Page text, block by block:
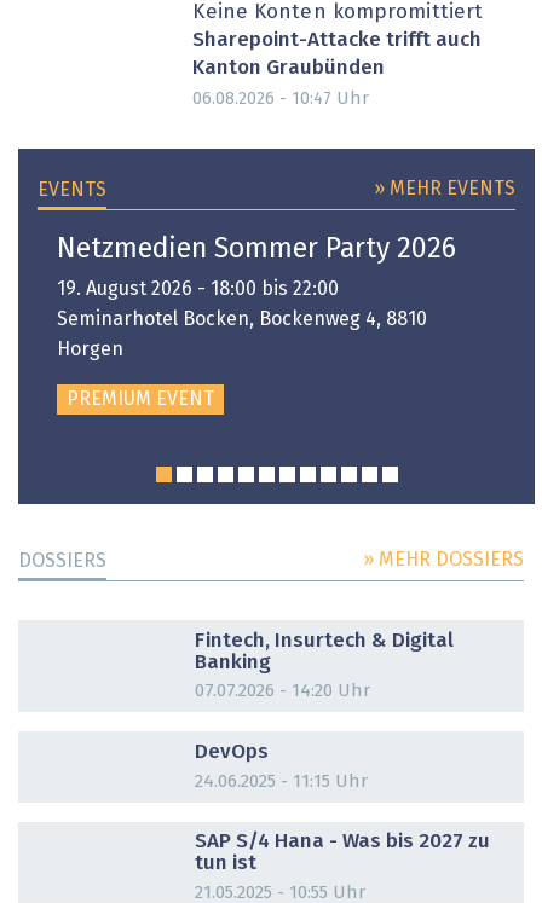
Keine Konten kompromittiert
Sharepoint-Attacke trifft auch
Kanton Graubünden
06.08.2026 - 10:47 Uhr
EVENTS » MEHR EVENTS
Netzmedien Sommer Party 2026
19. August 2026 - 18:00 bis 22:00
Seminarhotel Bocken, Bockenweg 4, 8810
Horgen
PREMIUM EVENT
DOSSIERS » MEHR DOSSIERS
Fintech, Insurtech & Digital
Banking
07.07.2026 - 14:20 Uhr
DevOps
24.06.2025 - 11:15 Uhr
SAP S/4 Hana - Was bis 2027 zu
tun ist
21.05.2025 - 10:55 Uhr